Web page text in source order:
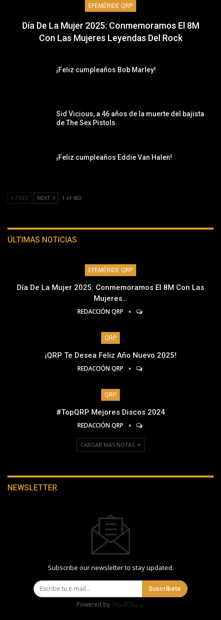
EFEMÉRIDE QRP
Día De La Mujer 2025: Conmemoramos El 8M
Con Las Mujeres Leyendas Del Rock
¡Feliz cumpleaños Bob Marley!
Sid Vicious, a 46 años de la muerte del bajista
de The Sex Pistols
¡Feliz cumpleaños Eddie Van Halen!
PREV NEXT 1 of 682
ÚLTIMAS NOTICIAS
EFEMÉRIDE QRP
Día De La Mujer 2025: Conmemoramos El 8M Con Las
Mujeres…
REDACCIÓN QRP
QRP
¡QRP Te Desea Feliz Año Nuevo 2025!
REDACCIÓN QRP
QRP
#TopQRP Mejores Discos 2024
REDACCIÓN QRP
CARGAR MÁS NOTAS
NEWSLETTER
Subscribe our newsletter to stay updated.
Suscríbete
Powered by